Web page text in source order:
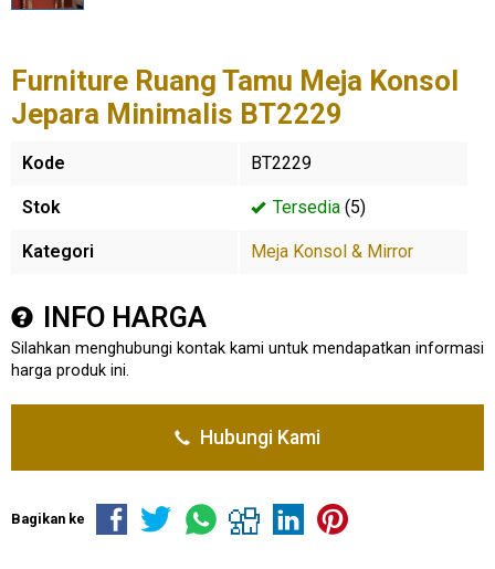
Furniture Ruang Tamu Meja Konsol
Jepara Minimalis BT2229
Kode BT2229
Stok Tersedia (5)
Kategori Meja Konsol & Mirror
INFO HARGA
Silahkan menghubungi kontak kami untuk mendapatkan informasi
harga produk ini.
Hubungi Kami
Bagikan ke